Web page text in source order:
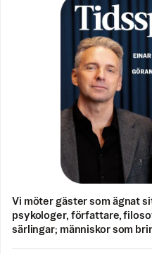
Vi möter gäster som ägnat
psykologer, författare,
särlingar; människor som